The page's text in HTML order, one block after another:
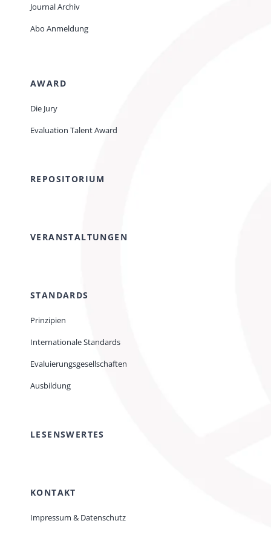
Journal Archiv
Abo Anmeldung
AWARD
Die Jury
Evaluation Talent Award
REPOSITORIUM
VERANSTALTUNGEN
STANDARDS
Prinzipien
Internationale Standards
Evaluierungsgesellschaften
Ausbildung
LESENSWERTES
KONTAKT
Impressum & Datenschutz